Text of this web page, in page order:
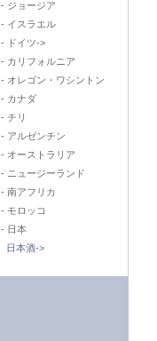
- ジョージア
- イスラエル
- ドイツ->
- カリフォルニア
- オレゴン・ワシントン
- カナダ
- チリ
- アルゼンチン
- オーストラリア
- ニュージーランド
- 南アフリカ
- モロッコ
- 日本
日本酒->